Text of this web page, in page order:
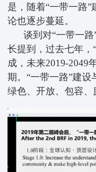
是，随着“一带一路”
论也逐步蔓延。
谈到对“一带一
长提到，过去七年，
成，未来2019-2049
期。“一带一路”建设
绿色、开放、包容、